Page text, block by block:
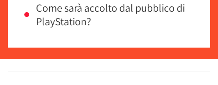
Come sarà accolto dal pubblico di
PlayStation?